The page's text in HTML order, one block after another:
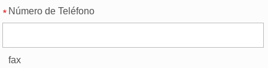
Número de Teléfono
fax